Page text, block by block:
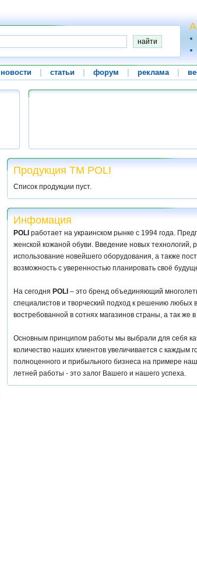
новости статьи форум реклама
Продукция ТМ POLI
Список продукции пуст.
Инфомация
POLI работает на украинском рынке с 1994 года.
женской кожаной обуви. Введение новых
использование новейшего оборудования, а также
возможность с уверенностью планировать своё
На сегодня POLI – это бренд объединяющий
специалистов и творческий подход к решению любых
востребованной в сотнях магазинов страны, а так же
Основным принципом работы мы выбрали для себя
количество наших клиентов увеличивается с каждым
полноценного и прибыльного бизнеса на примере
летней работы - это залог Вашего и нашего успеха.